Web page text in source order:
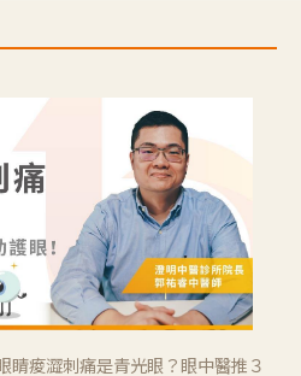
睛痠澀刺痛是青光眼？眼中醫推３